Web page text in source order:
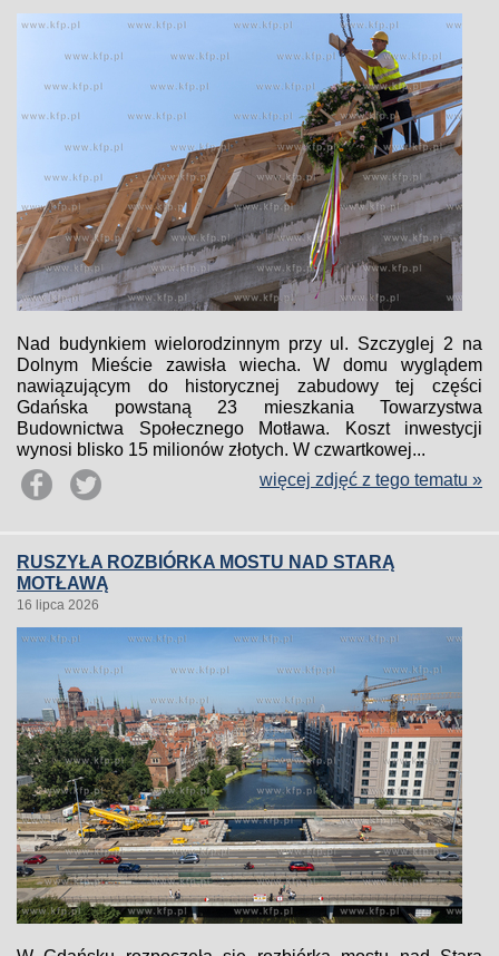
Nad budynkiem wielorodzinnym przy ul. Szczyglej 2 na
Dolnym Mieście zawisła wiecha. W domu wyglądem
nawiązującym do historycznej zabudowy tej części
Gdańska powstaną 23 mieszkania Towarzystwa
Budownictwa Społecznego Motława. Koszt inwestycji
wynosi blisko 15 milionów złotych. W czwartkowej...
więcej zdjęć z tego tematu »
RUSZYŁA ROZBIÓRKA MOSTU NAD STARĄ
MOTŁAWĄ
16 lipca 2026